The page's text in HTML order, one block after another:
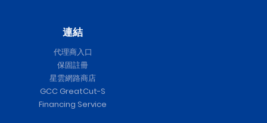
連結
代理商入口
保固註冊
星雲網路商店
GCC GreatCut-S
Financing Service